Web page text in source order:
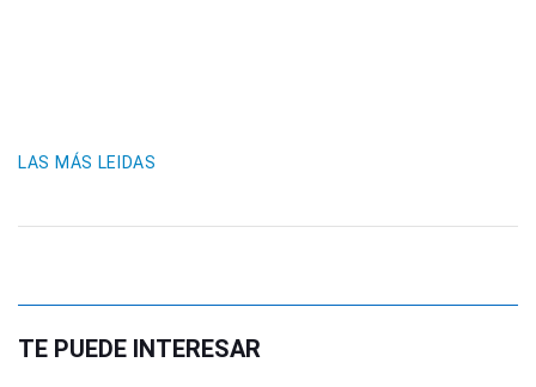
LAS MÁS LEIDAS
TE PUEDE INTERESAR